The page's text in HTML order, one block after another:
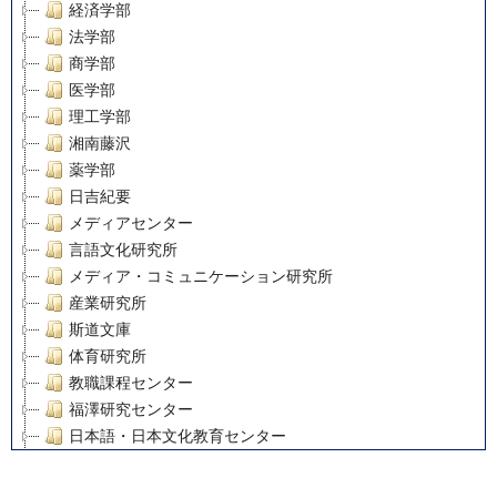
経済学部
法学部
商学部
医学部
理工学部
湘南藤沢
薬学部
日吉紀要
メディアセンター
言語文化研究所
メディア・コミュニケーション研究所
産業研究所
斯道文庫
体育研究所
教職課程センター
福澤研究センター
日本語・日本文化教育センター